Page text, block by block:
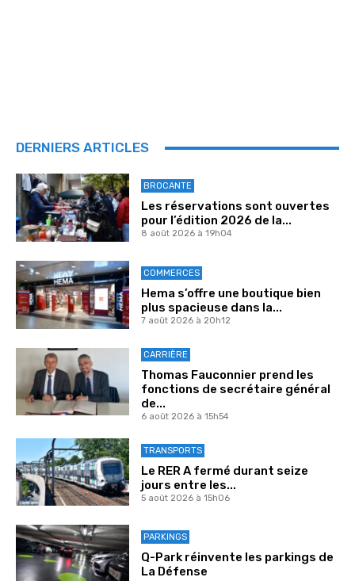
DERNIERS ARTICLES
BROCANTE
Les réservations sont ouvertes
pour l’édition 2026 de la...
8 août 2026 à 19h04
COMMERCES
Hema s’offre une boutique bien
plus spacieuse dans la...
7 août 2026 à 20h12
CARRIÈRE
Thomas Fauconnier prend les
fonctions de secrétaire général
de...
6 août 2026 à 15h54
TRANSPORTS
Le RER A fermé durant seize
jours entre les...
5 août 2026 à 15h06
PARKINGS
Q-Park réinvente les parkings de
La Défense